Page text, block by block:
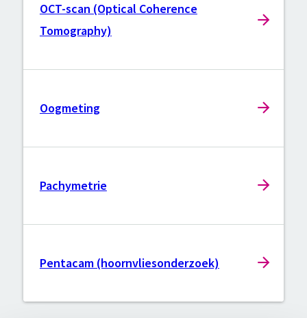
OCT-scan (Optical Coherence
Tomography)
Oogmeting
Pachymetrie
Pentacam (hoornvliesonderzoek)